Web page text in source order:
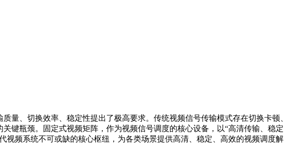
量、切换效率、稳定性提出了极高要求。传统视频信号传输模式存在切换卡顿、
键瓶颈。固定式视频矩阵，作为视频信号调度的核心设备，以“高清传输、稳定
频系统不可或缺的核心枢纽，为各类场景提供高清、稳定、高效的视频调度解